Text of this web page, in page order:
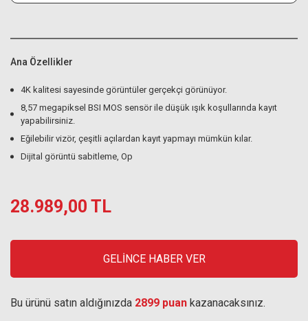
Ana Özellikler
4K kalitesi sayesinde görüntüler gerçekçi görünüyor.
8,57 megapiksel BSI MOS sensör ile düşük ışık koşullarında kayıt
yapabilirsiniz.
Eğilebilir vizör, çeşitli açılardan kayıt yapmayı mümkün kılar.
Dijital görüntü sabitleme, Op
28.989,00 TL
GELİNCE HABER VER
Bu ürünü satın aldığınızda 2899 puan kazanacaksınız.